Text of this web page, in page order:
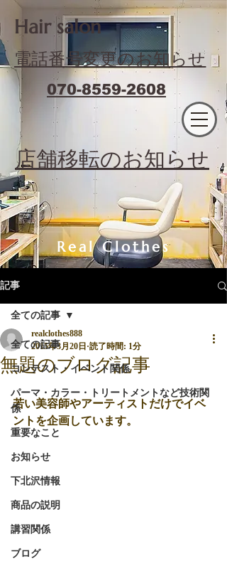
​Hair salon
電話番号変更のお知らせ
070-8559-2608
​店舗移転のお知らせ
Real Clothes
記事
全ての記事
コンテスト・イベント関係
パーマ・カラー・トリートメントなど技術関
係
重要なこと
お知らせ
下北沢情報
商品の説明
講習関係
ブログ
全ての記事
無題のブログ記事
realclothes888
2015年3月20日 読了時間: 1分
若い美容師やアーティストだけでイベ
ントを企画しています。